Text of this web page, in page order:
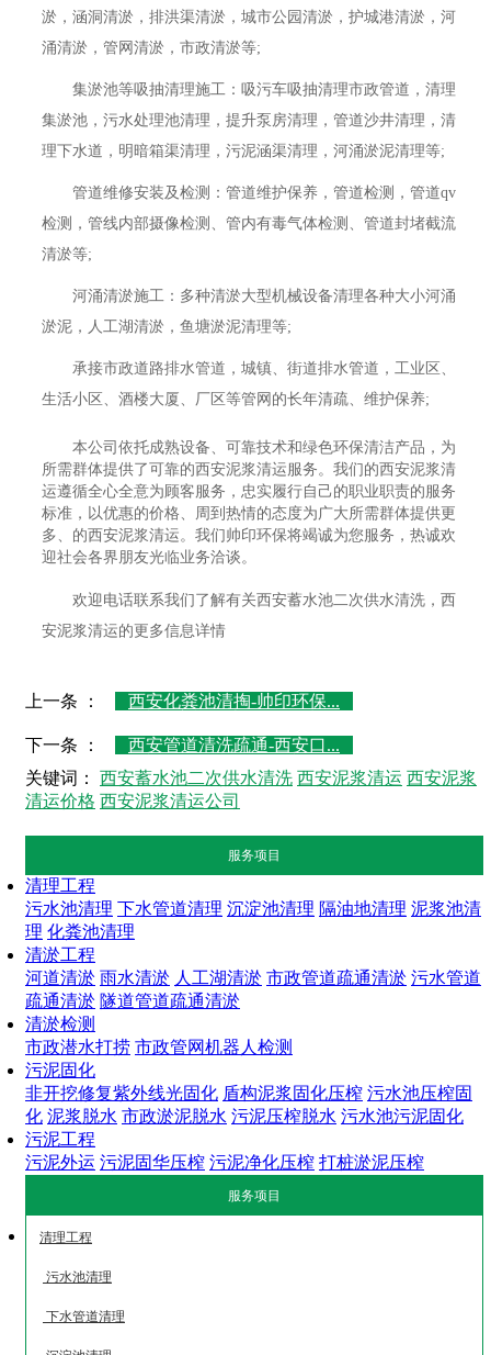
淤，涵洞清淤，排洪渠清淤，城市公园清淤，护城港清淤，河
涌清淤，管网清淤，市政清淤等;
集淤池等吸抽清理施工：吸污车吸抽清理市政管道，清理
集淤池，污水处理池清理，提升泵房清理，管道沙井清理，清
理下水道，明暗箱渠清理，污泥涵渠清理，河涌淤泥清理等;
管道维修安装及检测：管道维护保养，管道检测，管道qv
检测，管线内部摄像检测、管内有毒气体检测、管道封堵截流
清淤等;
河涌清淤施工：多种清淤大型机械设备清理各种大小河涌
淤泥，人工湖清淤，鱼塘淤泥清理等;
承接市政道路排水管道，城镇、街道排水管道，工业区、
生活小区、酒楼大厦、厂区等管网的长年清疏、维护保养;
本公司依托成熟设备、可靠技术和绿色环保清洁产品，为
所需群体提供了可靠的西安泥浆清运服务。我们的西安泥浆清
运遵循全心全意为顾客服务，忠实履行自己的职业职责的服务
标准，以优惠的价格、周到热情的态度为广大所需群体提供更
多、的西安泥浆清运。我们帅印环保将竭诚为您服务，热诚欢
迎社会各界朋友光临业务洽谈。
欢迎电话联系我们了解有关西安蓄水池二次供水清洗，西
安泥浆清运的更多信息详情
上一条 ： 西安化粪池清掏-帅印环保...
下一条 ：
西安管道清洗疏通-西安口...
关键词： 西安蓄水池二次供水清洗 西安泥浆清运 西安泥浆
清运价格 西安泥浆清运公司
服务项目
清理工程
污水池清理 下水管道清理 沉淀池清理 隔油地清理 泥浆池清
理 化粪池清理
清淤工程
河道清淤 雨水清淤 人工湖清淤 市政管道疏通清淤 污水管道
疏通清淤 隧道管道疏通清淤
清淤检测
市政潜水打捞 市政管网机器人检测
污泥固化
非开挖修复紫外线光固化 盾构泥浆固化压榨 污水池压榨固
化 泥浆脱水 市政淤泥脱水 污泥压榨脱水 污水池污泥固化
污泥工程
污泥外运 污泥固华压榨 污泥净化压榨 打桩淤泥压榨
服务项目
清理工程
污水池清理
下水管道清理